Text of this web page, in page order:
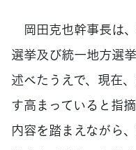
岡田克也幹事長は
選挙及び統一地方選
述べたうえで、現在
す高まっていると指
内容を踏まえながら